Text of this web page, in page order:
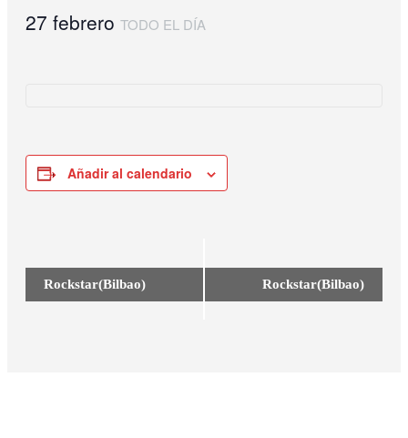
27 febrero TODO EL DÍA
Añadir al calendario
Navegación
Rockstar(Bilbao) Rockstar(Bilbao)